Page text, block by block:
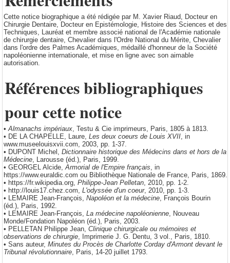
Cette notice biographique a été rédigée par M. Xavier Riaud, Docteur en
Chirurgie Dentaire, Docteur en Epistémologie, Histoire des Sciences et des
Techniques, Lauréat et membre associé national de l'Académie nationale
de chirurgie dentaire, Chevalier dans l'Ordre National du Mérite, Chevalier
dans l'ordre des Palmes Académiques, médaillé d'honneur de la Société
napoléonienne internationale, et mise en ligne avec son aimable
autorisation.
Références bibliographiques
pour cette notice
•Almanachs impériaux, Testu & Cie imprimeurs, Paris, 1805 à 1813.
• DE LA CHAPELLE, Laure, Les deux coeurs de Louis XVII, in
www.museelouisxvii.com, 2003, pp. 1-37.
• DUPONT Michel, Dictionnaire historique des Médecins dans et hors de la
Médecine, Larousse (éd.), Paris, 1999.
• GEORGEL Alcide,Armorial de l'Empire français, in
https://www.euraldic.com ou Bibliothèque Nationale de France, Paris, 1869.
• https://fr.wikipedia.org, Philippe-Jean Pelletan, 2010, pp. 1-2.
• http://louis17.chez.com, L'odyssée d'un coeur, 2010, pp. 1-3.
• LEMAIRE Jean-François, Napoléon et la médecine, François Bourin
(éd.), Paris, 1992.
• LEMAIRE Jean-François, La médecine napoléonienne, Nouveau
Monde/Fondation Napoléon (éd.), Paris, 2003.
• PELLETAN Philippe Jean, Clinique chirurgicale ou mémoires et
observations de chirurgie, Imprimerie J. G. Dentu, 3 vol., Paris, 1810.
• Sans auteur, Minutes du Procès de Charlotte Corday d'Armont devant le
Tribunal révolutionnaire, Paris, 14-20 juillet 1793.